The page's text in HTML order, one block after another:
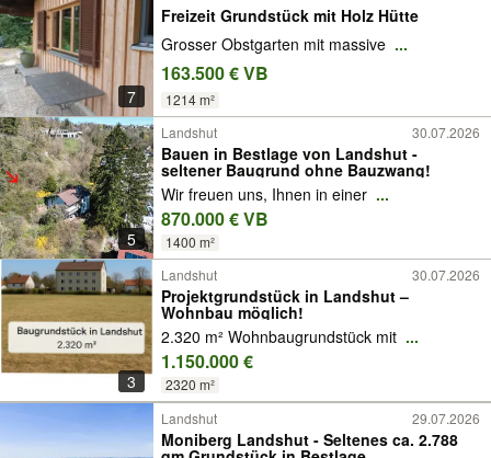
7
Freizeit Grundstück mit Holz Hütte
Grosser Obstgarten mit massive ...
163.500 € VB
1214 m²
5
Landshut 30.07.2026
Bauen in Bestlage von Landshut -
seltener Baugrund ohne Bauzwang!
Wir freuen uns, Ihnen in einer ...
870.000 € VB
1400 m²
3
Landshut 30.07.2026
Projektgrundstück in Landshut –
Wohnbau möglich!
2.320 m² Wohnbaugrundstück mit ...
1.150.000 €
2320 m²
Landshut 29.07.2026
Moniberg Landshut - Seltenes ca. 2.788